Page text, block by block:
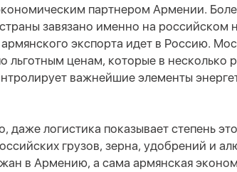
партнером Армении.
завязано именно на российском
экспорта идет в Россию.
льготным ценам, которые в несколько
важнейшие элементы
даже логистика показывает степень
грузов, зерна, удобрений и
в Армению, а сама армянская